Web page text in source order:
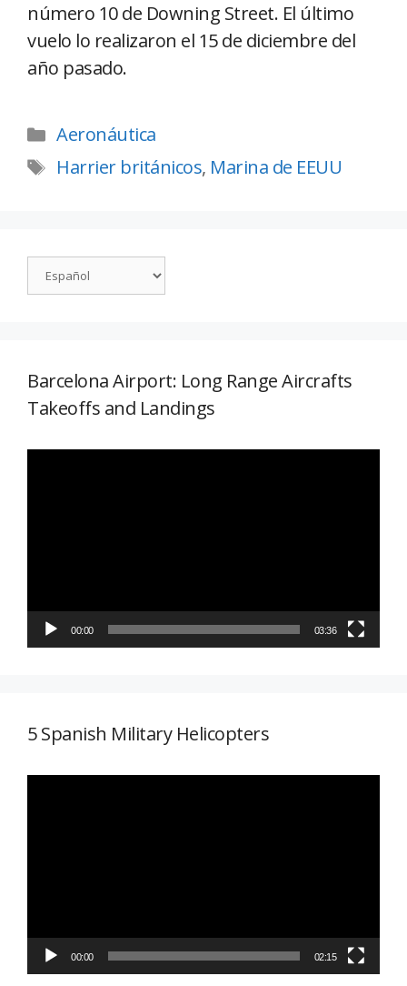
número 10 de Downing Street. El último
vuelo lo realizaron el 15 de diciembre del
año pasado.
Aeronáutica
Harrier británicos, Marina de EEUU
Barcelona Airport: Long Range Aircrafts
Takeoffs and Landings
00:00 03:36
5 Spanish Military Helicopters
00:00 02:15